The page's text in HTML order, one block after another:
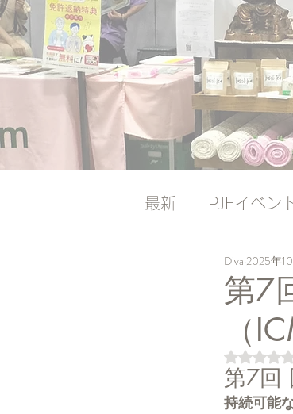
最新 PJFイベン
ナレッジバンク
第7
（
Diva 2025年
5つ星
第7回
持続可能